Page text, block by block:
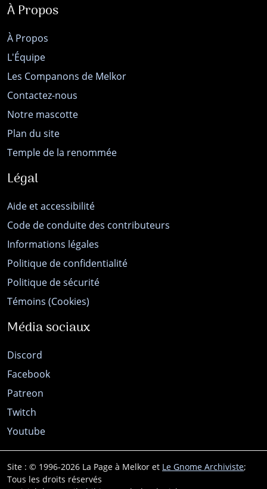
À Propos
À Propos
L'Équipe
Les Companons de Melkor
Contactez-nous
Notre mascotte
Plan du site
Temple de la renommée
Légal
Aide et accessibilité
Code de conduite des contributeurs
Informations légales
Politique de confidentialité
Politique de sécurité
Témoins (Cookies)
Média sociaux
Discord
Facebook
Patreon
Twitch
Youtube
Site : © 1996-2026 La Page à Melkor et Le Gnome Archiviste;
Tous les droits réservés